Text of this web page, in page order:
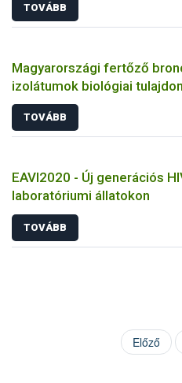
TOVÁBB
Magyarországi fertőző
izolátumok biológiai
állatkísérletes és
TOVÁBB
EAVI2020 - Új generációs
laboratóriumi állatokon
TOVÁBB
Előző